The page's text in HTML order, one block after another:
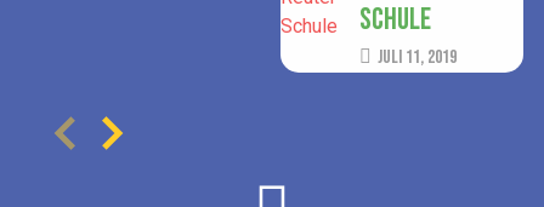
Schule
Juli 11, 2019